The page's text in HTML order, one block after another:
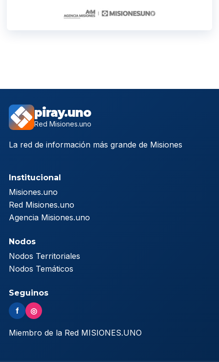
piray.uno
Red Misiones.uno
La red de información más grande de Misiones
Institucional
Misiones.uno
Red Misiones.uno
Agencia Misiones.uno
Nodos
Nodos Territoriales
Nodos Temáticos
Seguinos
f ◎
Miembro de la Red MISIONES.UNO